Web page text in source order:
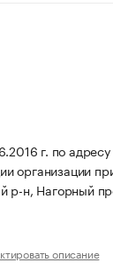
г. по адресу
организации
р-н, Нагорный
описание